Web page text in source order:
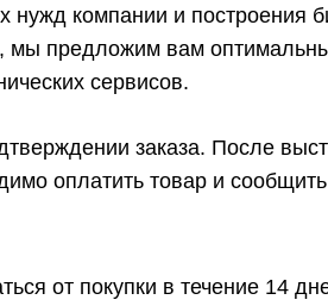
нужд компании и построения
мы предложим вам
сервисов.
заказа. После
оплатить товар и
от покупки в течение 14